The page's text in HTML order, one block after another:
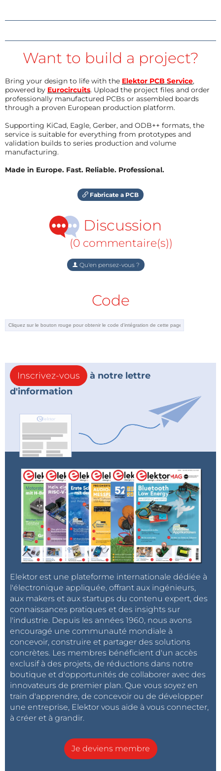
Want to build a project?
Bring your design to life with the Elektor PCB Service,
powered by Eurocircuits. Upload the project files and order
professionally manufactured PCBs or assembled boards
through a proven European production platform.
Supporting KiCad, Eagle, Gerber, and ODB++ formats, the
service is suitable for everything from prototypes and
validation builds to series production and volume
manufacturing.
Made in Europe. Fast. Reliable. Professional.
Fabricate a PCB
Discussion
(0 commentaire(s))
Qu'en pensez-vous ?
Code
Inscrivez-vous
à notre lettre
d'information
Elektor est une plateforme internationale dédiée à
l'électronique appliquée, offrant aux ingénieurs,
aux makers et aux startups du contenu expert, des
connaissances pratiques et des insights sur
l'industrie. Depuis les années 1960, nous avons
encouragé une communauté mondiale à
concevoir, construire et partager des solutions
concrètes. Les membres bénéficient d'un accès
exclusif à des projets, de réductions dans notre
boutique et d'opportunités de collaborer avec des
innovateurs de premier plan. Que vous soyez en
train d'apprendre, de concevoir ou de développer
une entreprise, Elektor vous aide à vous connecter,
à créer et à grandir.
Je deviens membre